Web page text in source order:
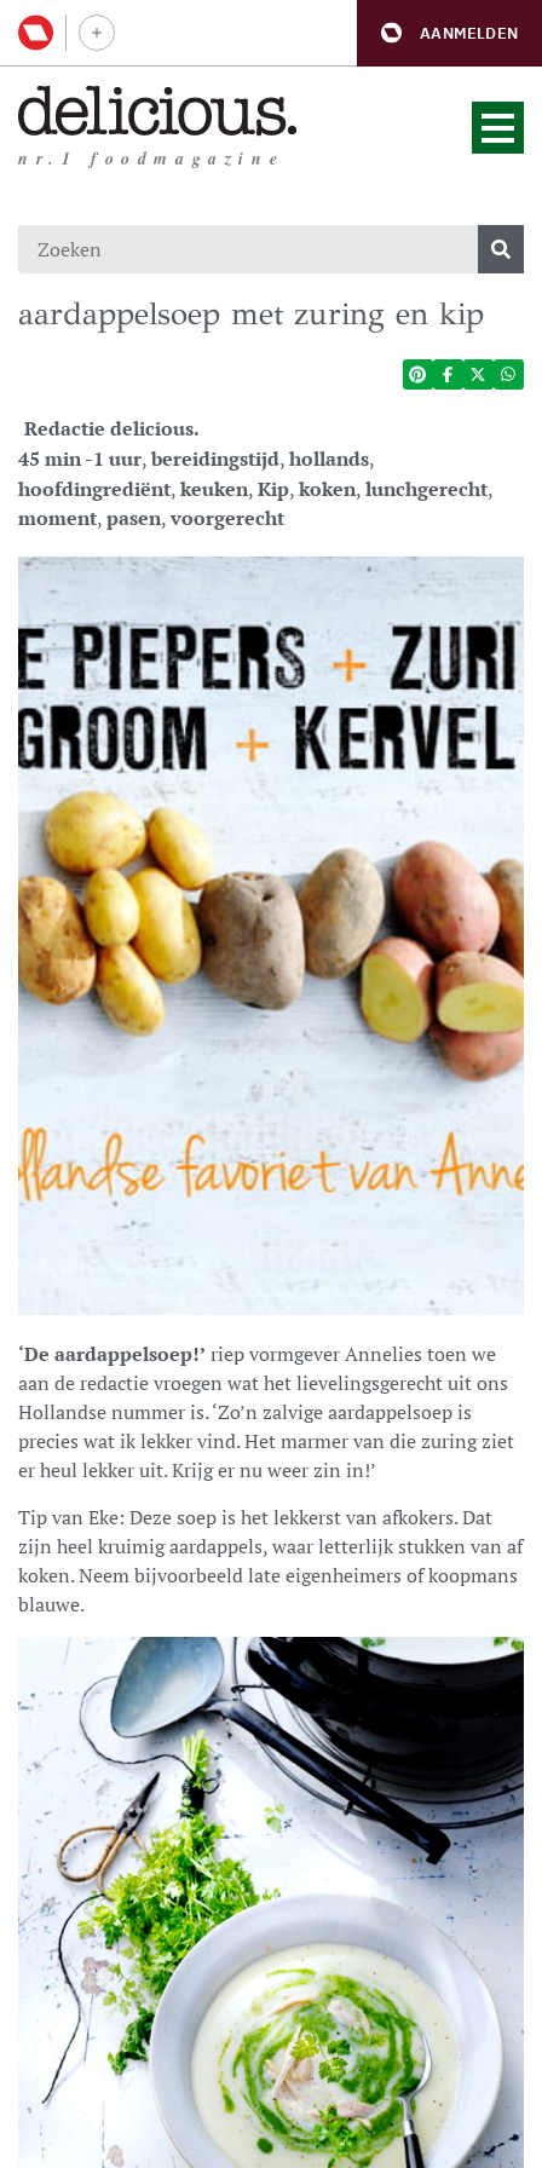
AANMELDEN
nr.1 foodmagazine
aardappelsoep met zuring en kip
Redactie delicious.
45 min -1 uur,bereidingstijd,hollands,
hoofdingrediënt,keuken,Kip,koken,lunchgerecht,
moment,pasen,voorgerecht
‘De aardappelsoep!’ riep vormgever Annelies toen we
aan de redactie vroegen wat het lievelingsgerecht uit ons
Hollandse nummer is. ‘Zo’n zalvige aardappelsoep is
precies wat ik lekker vind. Het marmer van die zuring ziet
er heul lekker uit. Krijg er nu weer zin in!’
Tip van Eke: Deze soep is het lekkerst van afkokers. Dat
zijn heel kruimig aardappels, waar letterlijk stukken van af
koken. Neem bijvoorbeeld late eigenheimers of koopmans
blauwe.